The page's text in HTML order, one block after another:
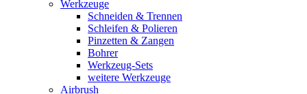
Werkzeuge
Schneiden & Trennen
Schleifen & Polieren
Pinzetten & Zangen
Bohrer
Werkzeug-Sets
weitere Werkzeuge
Airbrush